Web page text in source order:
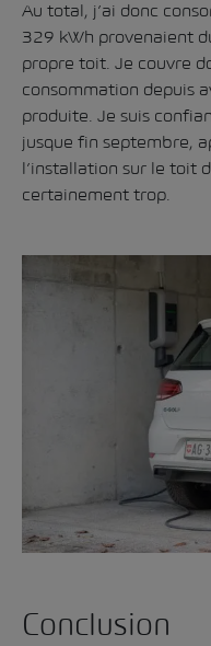
Au total, j’ai donc
329 kWh provenaient
propre toit. Je couvre
consommation depuis
produite. Je suis
jusque fin septembre,
l’installation sur le toit
certainement trop.
Conclusion